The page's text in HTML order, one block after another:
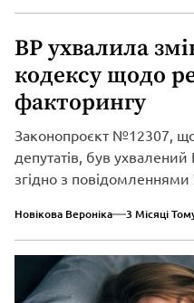
ВР ухвалила
кодексу щодо
факторингу
Законопроєкт №12307,
депутатів, був
згідно з
Новікова Вероніка 3 Місяці